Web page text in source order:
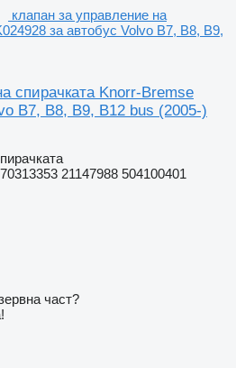
клапан за управление на
за автобус Volvo B7, B8, B9,
спирачката Knorr-Bremse
B7, B8, B9, B12 bus (2005-)
21147988 504100401
част?